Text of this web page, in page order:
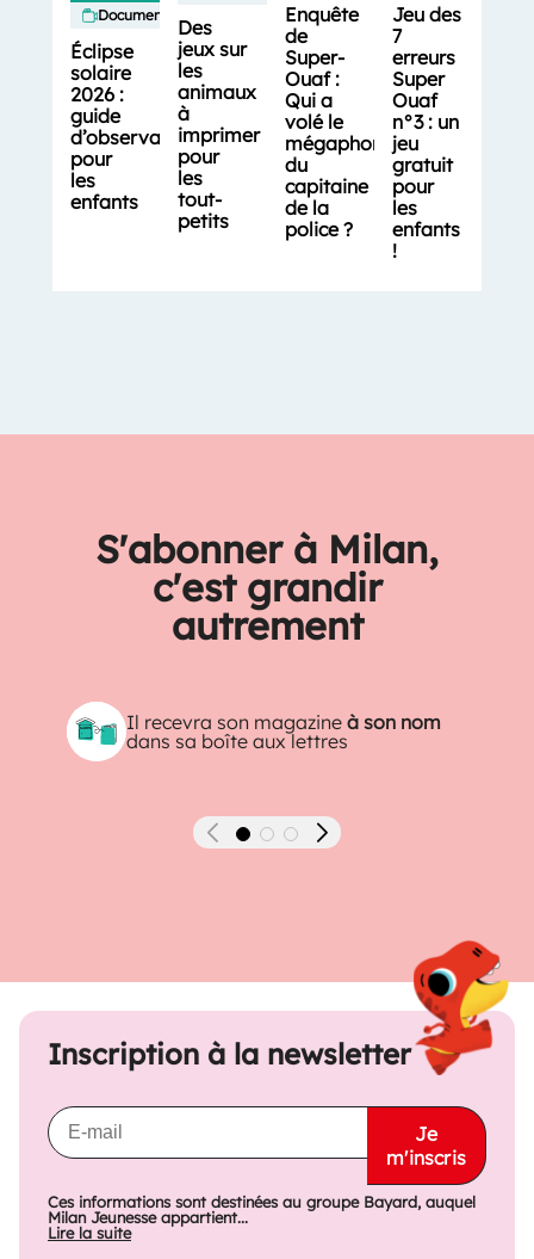
Documentaires
Éclipse
solaire
2026 :
guide
d’observation
pour
les
enfants
Des
jeux sur
les
animaux
à
imprimer
pour
les
tout-
petits
Enquête
de
Super-
Ouaf :
Qui a
volé le
mégaphone
du
capitaine
de la
police ?
Jeu des
7
erreurs
Super
Ouaf
n°3 : un
jeu
gratuit
pour
les
enfants
!
S'abonner à Milan,
c'est grandir
autrement
Il recevra son magazineà son nom
dans sa boîte aux lettres
Précédent Suivant
Inscription à la newsletter
Je
m'inscris
Ces informations sont destinées au groupe Bayard, auquel
Milan Jeunesse appartient...
Lire la suite